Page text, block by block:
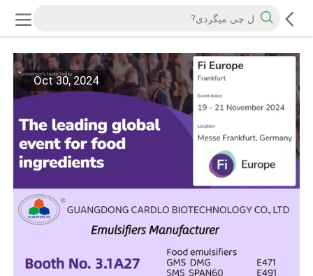
Oct 30, 2024